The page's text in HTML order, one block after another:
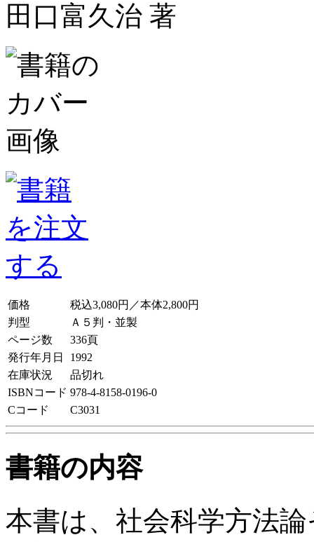
田口富久治 著
価格
税込3,080円／本体2,800円
判型
Ａ５判・並製
ページ数
336頁
発行年月日
1992
在庫状況
品切れ
ISBNコード 978-4-8158-0196-0
Cコード
C3031
書籍の内容
本書は、社会科学方法